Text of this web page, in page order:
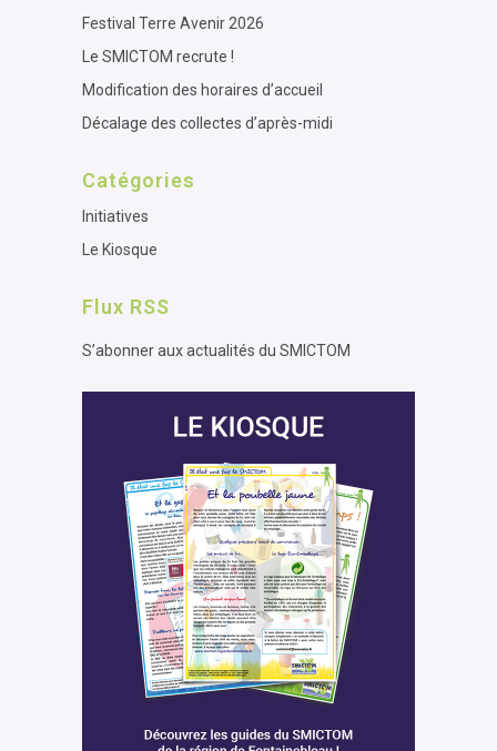
Festival Terre Avenir 2026
Le SMICTOM recrute !
Modification des horaires d’accueil
Décalage des collectes d’après-midi
Catégories
Initiatives
Le Kiosque
Flux RSS
S’abonner aux actualités du SMICTOM